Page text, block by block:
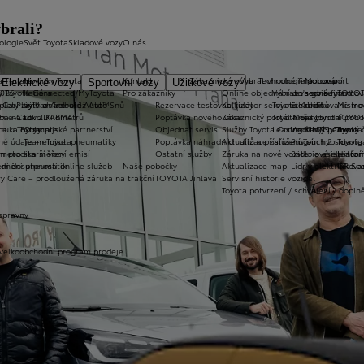
Elektrické vozy Sportovní vozy
Užitkové vozyVybrat vhodné financování
Vybrat vhodné
Toyota Kredit
Toyota Easy
Leasing KINTO One
zimních kol
na rok ZDARMA
Extracare
pro starší vozy
pneumatik
Care – prodloužená záruka na trakční
program prodeje
Zákaznická zóna
Online objednání do servisu
Kalkulátor servisních úkonů
Zákaznický portál Moje Toyota
Služby Toyota Connected/MyToyota
Aktualizace zařízení Touch 2 s
Záruka na nové vozidlo a asistenční
Aktualizace map
Servisní historie vozidel
Toyota potvrzení / schválení /
T-mate
Toyota Connected/MyToyota
CarPlay™ a Android Auto™
e-Call
u Toyoty
údaje – emise, pneumatiky
metodika měření emisí
dosutpnosti online služeb
Technologie pohonu
Let's go beyond
Elektrifikované
Plně hybridní
Vodíkový palivový
Plug-in hybrid
Bateriové
Lídr v
Svět Toyota
Novinky Toyota
Kariéra
Výtvarná soutěž Auto Snů
Lovci Kilometrů
Olympijské partnerství
Team Toyota
Motorsport
GR
Skladové vozyO nás
Kontakt
Pro zákazníky
Rezervace testovací jízdy
Poptávka nového vozu
Objednat servis
Poptávka náhradních dílů a příslušenství
Ostatní služby
Naše pobočky
TOYOTA Jihlava